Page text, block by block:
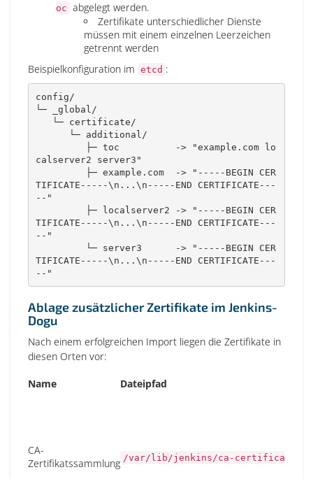
oc abgelegt werden.
Zertifikate unterschiedlicher Dienste
müssen mit einem einzelnen Leerzeichen
getrennt werden
Beispielkonfiguration im etcd :
config/
└─ _global/
calserver2 server3"
TIFICATE-----\n...\n-----END CERTIFICATE---
--"
TIFICATE-----\n...\n-----END CERTIFICATE---
--"
TIFICATE-----\n...\n-----END CERTIFICATE---
--"
Ablage zusätzlicher Zertifikate im Jenkins-
Dogu
Nach einem erfolgreichen Import liegen die Zertifikate in
diesen Orten vor:
Name Dateipfad
CA-
Zertifikatssammlung /var/lib/jenkins/ca-